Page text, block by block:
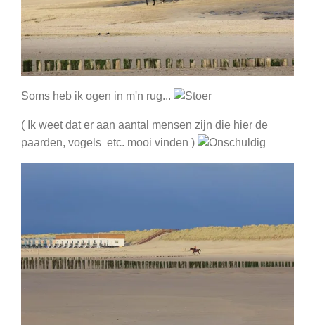
Soms heb ik ogen in m'n rug...
( Ik weet dat er aan aantal mensen zijn die hier de
paarden, vogels etc. mooi vinden )